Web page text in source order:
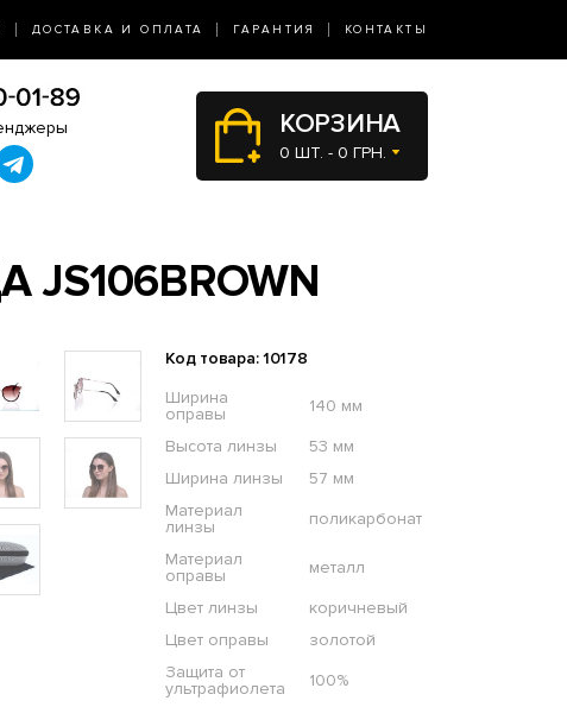
ДОСТАВКА И ОПЛАТА ГАРАНТИЯ КОНТАКТЫ
КОРЗИНА
0 ШТ. - 0 ГРН.
Код товара: 10178
Ширина
оправы
140 мм
Высота линзы
53 мм
Ширина линзы
57 мм
Материал
линзы
поликарбонат
Материал
оправы
металл
Цвет линзы
коричневый
Цвет оправы
золотой
Защита от
ультрафиолета
100%